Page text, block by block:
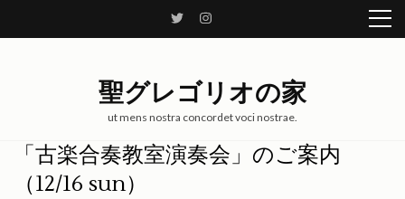
聖グレゴリオの家
ut mens nostra concordet voci nostrae.
「古楽合奏教室演奏会」のご案内
（12/16 sun）